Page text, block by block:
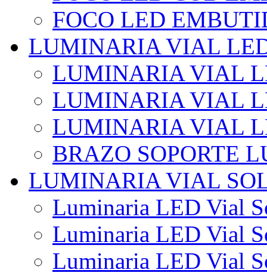
FOCO LED
LUMINARIA VIAL
LUMINARIA VIAL
LUMINARIA VIAL
LUMINARIA VIAL
BRAZO SOPORTE
LUMINARIA VIAL
Luminaria LED Vial
Luminaria LED Vial
Luminaria LED Vial